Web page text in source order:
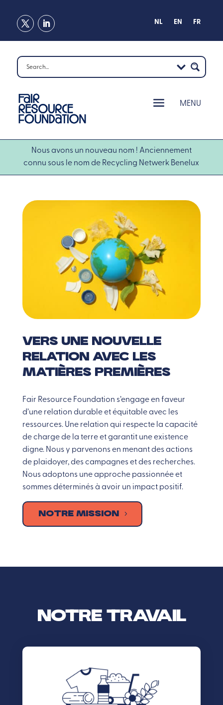
NL EN FR
Nous avons un nouveau nom ! Anciennement
connu sous le nom de Recycling Netwerk Benelux
VERS UNE NOUVELLE
RELATION AVEC LES
MATIÈRES PREMIÈRES
Fair Resource Foundation s’engage en faveur
d’une relation durable et équitable avec les
ressources. Une relation qui respecte la capacité
de charge de la terre et garantit une existence
digne. Nous y parvenons en menant des actions
de plaidoyer, des campagnes et des recherches.
Nous adoptons une approche passionnée et
sommes déterminés à avoir un impact positif.
NOTRE MISSION
NOTRE TRAVAIL